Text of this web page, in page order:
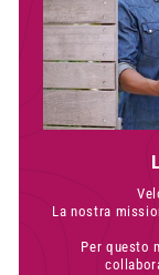
La nostra
Per questo